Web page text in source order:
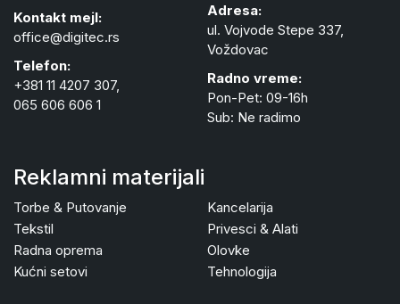
Kontakt mejl:
office@digitec.rs
Telefon:
+381 11 4207 307,
065 606 606 1
Adresa:
ul. Vojvode Stepe 337,
Voždovac
Radno vreme:
Pon-Pet: 09-16h
Sub: Ne radimo
Reklamni materijali
Torbe & Putovanje
Tekstil
Radna oprema
Kućni setovi
Kancelarija
Privesci & Alati
Olovke
Tehnologija